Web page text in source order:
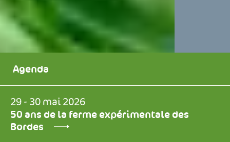
Agenda
29 - 30 mai 2026
50 ans de la ferme expérimentale des
Bordes